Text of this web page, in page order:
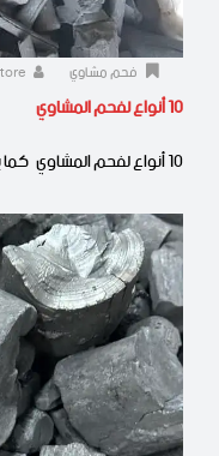
فحم مشاوي
10 أنواع لفحم المشاوي
10 أنواع لفحم المشاوي كما يعتبر فحم المشاوي عنصرًا أساسيًا…